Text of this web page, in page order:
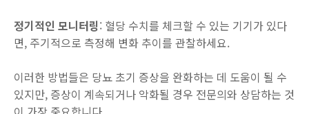
정기적인 모니터링: 혈당 수치를 체크할 수 있는 기기가 있다
면, 주기적으로 측정해 변화 추이를 관찰하세요.
이러한 방법들은 당뇨 초기 증상을 완화하는 데 도움이 될 수
있지만, 증상이 계속되거나 악화될 경우 전문의와 상담하는 것